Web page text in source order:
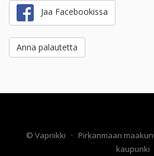
Jaa Facebookissa
Anna palautetta
© Vapriikki · Pirkanmaan
kaupunki